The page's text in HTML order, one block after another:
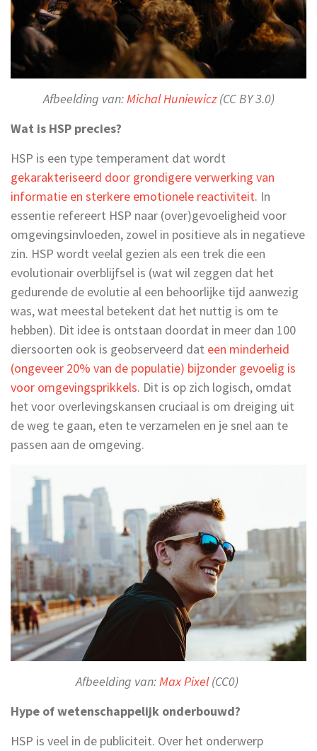
Afbeelding van:Michal Huniewicz(CC BY 3.0)
Wat is HSP precies?
HSP is een type temperament dat wordt
gekarakteriseerd door grondigere verwerking van
informatie en sterkere emotionele reactiviteit. In
essentie refereert HSP naar (over)gevoeligheid voor
omgevingsinvloeden, zowel in positieve als in negatieve
zin. HSP wordt veelal gezien als een trek die een
evolutionair overblijfsel is (wat wil zeggen dat het
gedurende de evolutie al een behoorlijke tijd aanwezig
was, wat meestal betekent dat het nuttig is om te
hebben). Dit idee is ontstaan doordat in meer dan 100
diersoorten ook is geobserveerd dat een minderheid
(ongeveer 20% van de populatie) bijzonder gevoelig is
voor omgevingsprikkels. Dit is op zich logisch, omdat
het voor overlevingskansen cruciaal is om dreiging uit
de weg te gaan, eten te verzamelen en je snel aan te
passen aan de omgeving.
Afbeelding van:Max Pixel(CC0)
Hype of wetenschappelijk onderbouwd?
HSP is veel in de publiciteit. Over het onderwerp